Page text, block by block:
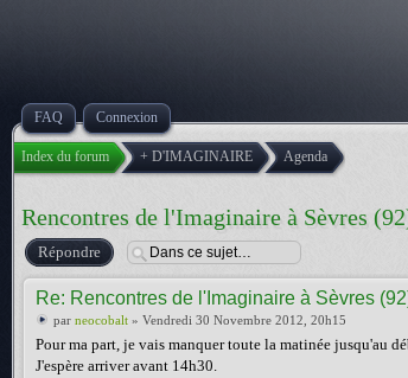
FAQ Connexion
Index du forum + D'IMAGINAIRE Agenda
Rencontres de l'Imaginaire à Sèvres
Répondre
Re: Rencontres de l'Imaginaire à Sèvres
par neocobalt » Vendredi 30 Novembre 2012, 20h15
Pour ma part, je vais manquer toute la matinée jusqu'au
J'espère arriver avant 14h30.